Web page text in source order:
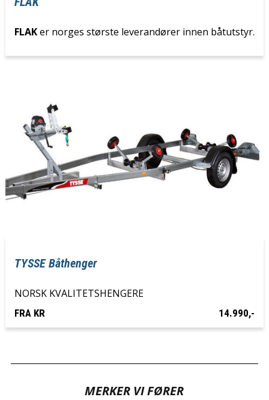
FLAKer norges største leverandører innen båtutstyr.
TYSSE Båthenger
NORSK KVALITETSHENGERE
FRA KR 14.990,-
MERKER VI FØRER